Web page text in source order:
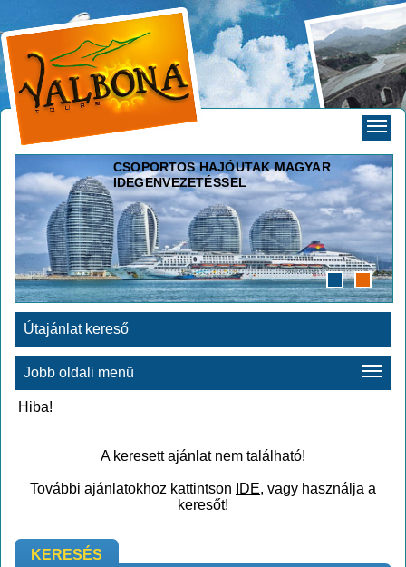
CSOPORTOS HAJÓUTAK MAGYAR
IDEGENVEZETÉSSEL
Útajánlat kereső
Jobb oldali menü
Hiba!
A keresett ajánlat nem található!
További ajánlatokhoz kattintson IDE, vagy használja a
keresőt!
KERESÉS